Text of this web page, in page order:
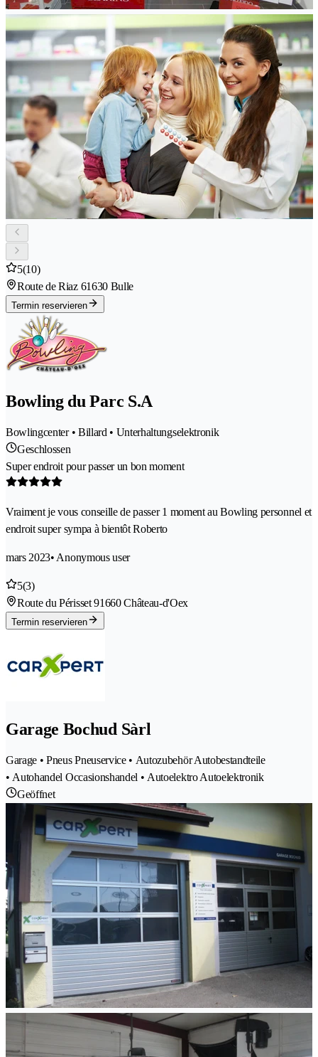
5(10)
Route de Riaz 61630 Bulle
Termin reservieren
Bowling du Parc S.A
Bowlingcenter • Billard • Unterhaltungselektronik
Geschlossen
Super endroit pour passer un bon moment
Vraiment je vous conseille de passer 1 moment au Bowling personnel et
endroit super sympa à bientôt Roberto
mars 2023• Anonymous user
5(3)
Route du Périsset 91660 Château-d'Oex
Termin reservieren
Garage Bochud Sàrl
Garage • Pneus Pneuservice • Autozubehör Autobestandteile
• Autohandel Occasionshandel • Autoelektro Autoelektronik
Geöffnet